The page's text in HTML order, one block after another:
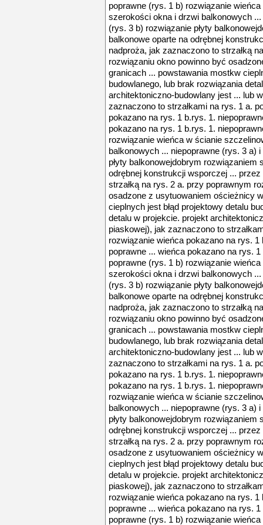
poprawne (rys. 1 b) rozwiązanie
szerokości okna i drzwi balkonowych
(rys. 3 b) rozwiązanie płyty
balkonowe oparte na odrębnej
nadproża, jak zaznaczono to strzałką
rozwiązaniu okno powinno być
granicach ... powstawania mostkw
budowlanego, lub brak rozwiązania
architektoniczno-budowlany jest ... lub
zaznaczono to strzałkami na rys. 1 a.
pokazano na rys. 1 b.rys. 1.
pokazano na rys. 1 b.rys. 1.
rozwiązanie wieńca w ścianie
balkonowych ... niepoprawne (rys. 3 a)
płyty balkonowejdobrym rozwiązaniem
odrębnej konstrukcji wsporczej ...
strzałką na rys. 2 a. przy poprawnym
osadzone z usytuowaniem ościeżnicy
cieplnych jest błąd projektowy detalu
detalu w projekcie. projekt
piaskowej), jak zaznaczono to
rozwiązanie wieńca pokazano na rys.
poprawne ... wieńca pokazano na rys.
poprawne (rys. 1 b) rozwiązanie
szerokości okna i drzwi balkonowych
(rys. 3 b) rozwiązanie płyty
balkonowe oparte na odrębnej
nadproża, jak zaznaczono to strzałką
rozwiązaniu okno powinno być
granicach ... powstawania mostkw
budowlanego, lub brak rozwiązania
architektoniczno-budowlany jest ... lub
zaznaczono to strzałkami na rys. 1 a.
pokazano na rys. 1 b.rys. 1.
pokazano na rys. 1 b.rys. 1.
rozwiązanie wieńca w ścianie
balkonowych ... niepoprawne (rys. 3 a)
płyty balkonowejdobrym rozwiązaniem
odrębnej konstrukcji wsporczej ...
strzałką na rys. 2 a. przy poprawnym
osadzone z usytuowaniem ościeżnicy
cieplnych jest błąd projektowy detalu
detalu w projekcie. projekt
piaskowej), jak zaznaczono to
rozwiązanie wieńca pokazano na rys.
poprawne ... wieńca pokazano na rys.
poprawne (rys. 1 b) rozwiązanie